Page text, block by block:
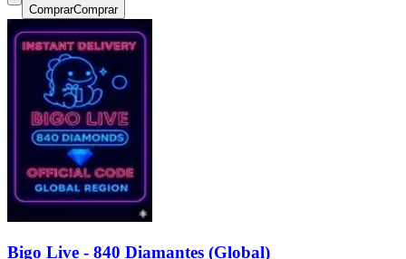
ComprarComprar
Bigo Live - 840 Diamantes (Global)